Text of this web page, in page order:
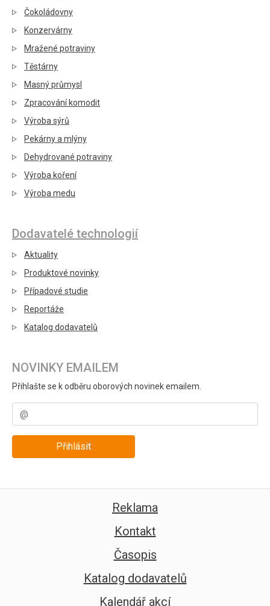
Čokoládovny
Konzervárny
Mražené potraviny
Těstárny
Masný průmysl
Zpracování komodit
Výroba sýrů
Pekárny a mlýny
Dehydrované potraviny
Výroba koření
Výroba medu
Dodavatelé technologií
Aktuality
Produktové novinky
Případové studie
Reportáže
Katalog dodavatelů
NOVINKY EMAILEM
Přihlašte se k odběru oborových novinek emailem.
Přihlásit
Reklama
Kontakt
Časopis
Katalog dodavatelů
Kalendář akcí